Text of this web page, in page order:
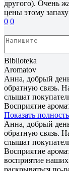
другого). Очень
цены этому
0 0
Biblioteka
Aromatov
Анна, добрый
обратную связь.
слышат
Восприятие
Показать
Анна, добрый
обратную связь.
слышат
Восприятие
восприятие
раскрываться по-